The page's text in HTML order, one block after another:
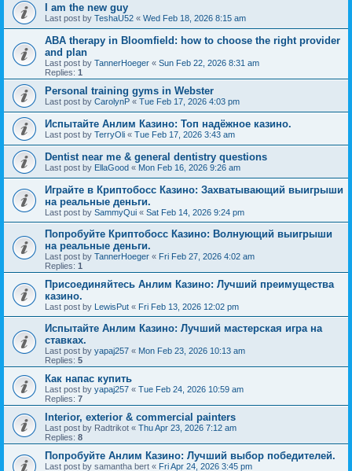
I am the new guy
Last post by TeshaU52 « Wed Feb 18, 2026 8:15 am
ABA therapy in Bloomfield: how to choose the right provider
and plan
Last post by TannerHoeger « Sun Feb 22, 2026 8:31 am
Replies: 1
Personal training gyms in Webster
Last post by CarolynP « Tue Feb 17, 2026 4:03 pm
Испытайте Анлим Казино: Топ надёжное казино.
Last post by TerryOli « Tue Feb 17, 2026 3:43 am
Dentist near me & general dentistry questions
Last post by EllaGood « Mon Feb 16, 2026 9:26 am
Играйте в Криптобосс Казино: Захватывающий выигрыши
на реальные деньги.
Last post by SammyQui « Sat Feb 14, 2026 9:24 pm
Попробуйте Криптобосс Казино: Волнующий выигрыши
на реальные деньги.
Last post by TannerHoeger « Fri Feb 27, 2026 4:02 am
Replies: 1
Присоединяйтесь Анлим Казино: Лучший преимущества
казино.
Last post by LewisPut « Fri Feb 13, 2026 12:02 pm
Испытайте Анлим Казино: Лучший мастерская игра на
ставках.
Last post by yapaj257 « Mon Feb 23, 2026 10:13 am
Replies: 5
Как напас купить
Last post by yapaj257 « Tue Feb 24, 2026 10:59 am
Replies: 7
Interior, exterior & commercial painters
Last post by Radtrikot « Thu Apr 23, 2026 7:12 am
Replies: 8
Попробуйте Анлим Казино: Лучший выбор победителей.
Last post by samantha bert « Fri Apr 24, 2026 3:45 pm